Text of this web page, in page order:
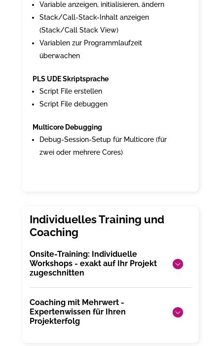
Variable anzeigen, initialisieren, ändern
Stack/Call-Stack-Inhalt anzeigen
(Stack/Call Stack View)
Variablen zur Programmlaufzeit
überwachen
PLS UDE Skriptsprache
Script File erstellen
Script File debuggen
Multicore Debugging
Debug-Session-Setup für Multicore (für
zwei oder mehrere Cores)
Onsite-Training: Individuelle
Workshops - exakt auf Ihr Projekt
zugeschnitten
Coaching mit Mehrwert -
Expertenwissen für Ihren
Projekterfolg